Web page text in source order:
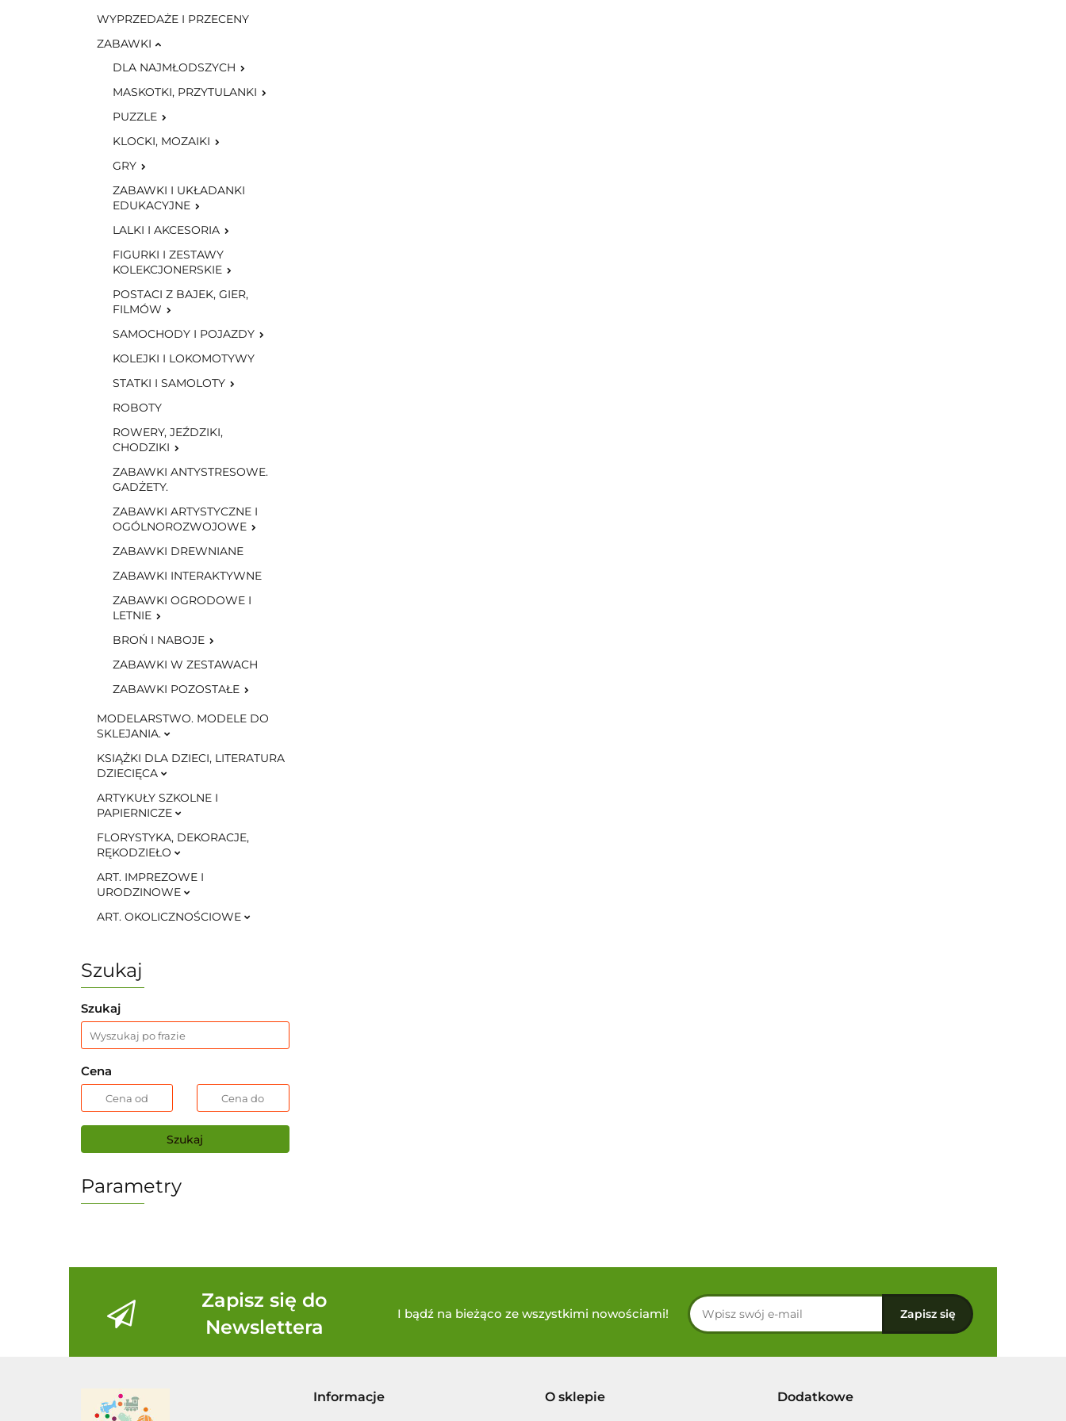
WYPRZEDAŻE I PRZECENY
ZABAWKI
DLA NAJMŁODSZYCH
MASKOTKI, PRZYTULANKI
PUZZLE
KLOCKI, MOZAIKI
GRY
ZABAWKI I UKŁADANKI
EDUKACYJNE
LALKI I AKCESORIA
FIGURKI I ZESTAWY
KOLEKCJONERSKIE
POSTACI Z BAJEK, GIER,
FILMÓW
SAMOCHODY I POJAZDY
KOLEJKI I LOKOMOTYWY
STATKI I SAMOLOTY
ROBOTY
ROWERY, JEŹDZIKI,
CHODZIKI
ZABAWKI ANTYSTRESOWE.
GADŻETY.
ZABAWKI ARTYSTYCZNE I
OGÓLNOROZWOJOWE
ZABAWKI DREWNIANE
ZABAWKI INTERAKTYWNE
ZABAWKI OGRODOWE I
LETNIE
BROŃ I NABOJE
ZABAWKI W ZESTAWACH
ZABAWKI POZOSTAŁE
MODELARSTWO. MODELE DO
SKLEJANIA.
KSIĄŻKI DLA DZIECI, LITERATURA
DZIECIĘCA
ARTYKUŁY SZKOLNE I
PAPIERNICZE
FLORYSTYKA, DEKORACJE,
RĘKODZIEŁO
ART. IMPREZOWE I
URODZINOWE
ART. OKOLICZNOŚCIOWE
Szukaj
Szukaj
Cena
Szukaj
Parametry
Zapisz się do
Newslettera
I bądź na bieżąco ze wszystkimi nowościami!
Informacje O sklepie Dodatkowe